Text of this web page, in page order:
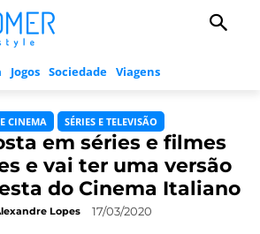
Jogos Sociedade Viagens
CINEMA SÉRIES E TELEVISÃO
em séries e filmes
e vai ter uma versão
do Cinema Italiano
Lopes 17/03/2020